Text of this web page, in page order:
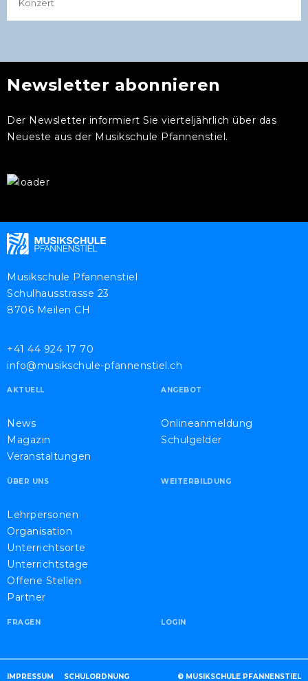
Konzert
Newsletter abonnieren
Der Newsletter informiert Sie vierteljährlich über das
Neueste aus der Musikschule Pfannenstiel.
Musikschule Pfannenstiel
Schulhausstrasse 23
8706 Meilen CH
+41 44 924 17 70
info@musikschule-pfannenstiel.ch
AKTUELL
News
Magazin
Veranstaltungen
ANGEBOT
Onlineanmeldung
Schulgelder
ÜBER UNS
Lehrpersonen
Organisation
Unterrichtsorte
Unterrichtstage
Offene Stellen
Partner
WEITERBILDUNG
FRAGEN LOGIN
IMPRESSUM SCHULORDNUNG © MUSIKSCHULE PFANNENSTIEL